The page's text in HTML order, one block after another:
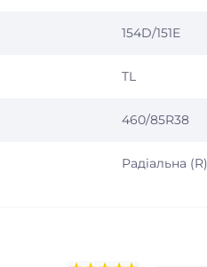
154D/151E
TL
460/85R38
Радіальна (R)